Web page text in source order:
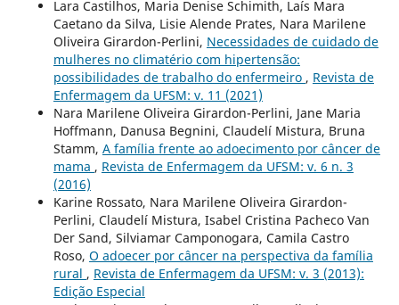
Lara Castilhos, Maria Denise Schimith, Laís Mara
Caetano da Silva, Lisie Alende Prates, Nara Marilene
Oliveira Girardon-Perlini, Necessidades de cuidado de
mulheres no climatério com hipertensão:
possibilidades de trabalho do enfermeiro , Revista de
Enfermagem da UFSM: v. 11 (2021)
Nara Marilene Oliveira Girardon-Perlini, Jane Maria
Hoffmann, Danusa Begnini, Claudelí Mistura, Bruna
Stamm, A família frente ao adoecimento por câncer de
mama , Revista de Enfermagem da UFSM: v. 6 n. 3
(2016)
Karine Rossato, Nara Marilene Oliveira Girardon-
Perlini, Claudelí Mistura, Isabel Cristina Pacheco Van
Der Sand, Silviamar Camponogara, Camila Castro
Roso, O adoecer por câncer na perspectiva da família
rural , Revista de Enfermagem da UFSM: v. 3 (2013):
Edição Especial